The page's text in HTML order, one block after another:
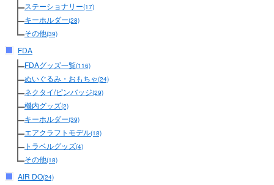
ステーショナリー(17)
キーホルダー(28)
その他(39)
FDA
FDAグッズ一覧(116)
ぬいぐるみ・おもちゃ(24)
ネクタイ/ピンバッジ(29)
機内グッズ(2)
キーホルダー(39)
エアクラフトモデル(18)
トラベルグッズ(4)
その他(18)
AIR DO(24)